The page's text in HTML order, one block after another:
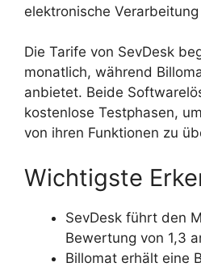
elektronische
Die Tarife von SevDesk
monatlich, während
anbietet. Beide
kostenlose Testphasen,
von ihren Funktionen zu
Wichtigste
SevDesk führt den
Bewertung von 1,3
Billomat erhält eine